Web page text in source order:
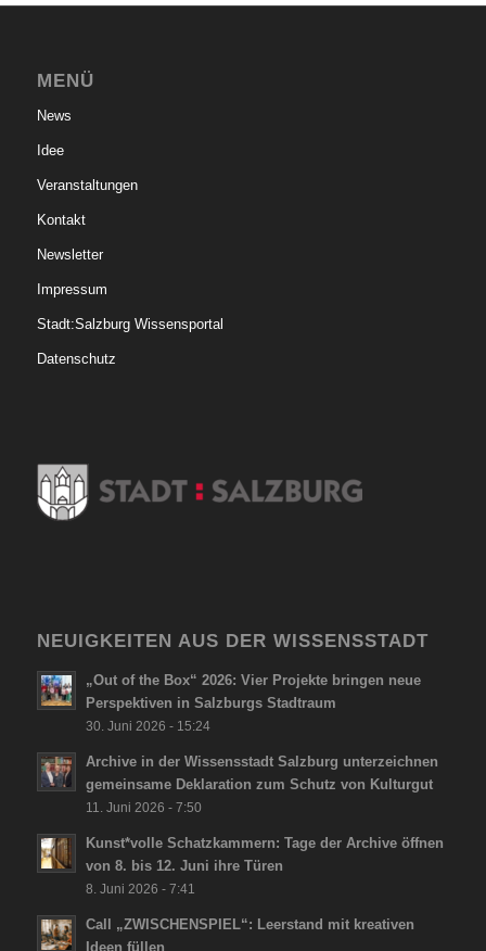
MENÜ
News
Idee
Veranstaltungen
Kontakt
Newsletter
Impressum
Stadt:Salzburg Wissensportal
Datenschutz
NEUIGKEITEN AUS DER WISSENSSTADT
„Out of the Box“ 2026: Vier Projekte bringen neue
Perspektiven in Salzburgs Stadtraum
30. Juni 2026 - 15:24
Archive in der Wissensstadt Salzburg unterzeichnen
gemeinsame Deklaration zum Schutz von Kulturgut
11. Juni 2026 - 7:50
Kunst*volle Schatzkammern: Tage der Archive öffnen
von 8. bis 12. Juni ihre Türen
8. Juni 2026 - 7:41
Call „ZWISCHENSPIEL“: Leerstand mit kreativen
Ideen füllen